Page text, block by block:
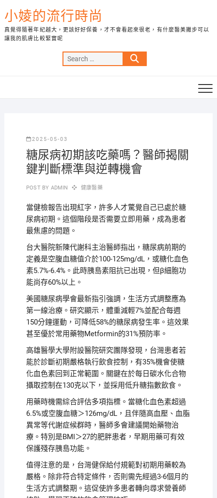
to
content
小婈的流行時尚
真覺得隨著年紀越大，更該好好保養，才不會看起來很老，有什麼醫美撇步可以
讓我的肌膚比較緊實呢
Search
…
2025-05-03
糖尿病初期該吃藥嗎？醫師揭關
鍵判斷標準與逆轉機會
POST BY ADMIN 健康醫藥
當健檢報告出現紅字，許多人才驚覺自己已處於糖
尿病初期。這個階段是否需要立即用藥，成為患者
最焦慮的問題。
台大醫院新陳代謝科主治醫師指出，糖尿病前期的
定義是空腹血糖值介於100-125mg/dL，或糖化血色
素5.7%-6.4%。此時胰島素阻抗已出現，但β細胞功
能尚存60%以上。
美國糖尿病學會最新指引強調，生活方式調整應為
第一線治療。研究顯示，體重減輕7%並配合每週
150分鐘運動，可降低58%的糖尿病發生率。這效果
甚至優於常用藥物Metformin的31%預防率。
高雄醫學大學附設醫院研究團隊發現，台灣患者若
能於診斷初期嚴格執行飲食控制，有35%機會使糖
化血色素回到正常範圍。關鍵在於每日碳水化合物
攝取控制在130克以下，並採用低升糖指數飲食。
用藥時機需綜合評估多項指標。當糖化血色素超過
6.5%或空腹血糖＞126mg/dL，且伴隨高血壓、血脂
異常等代謝症候群時，醫師多會建議開始藥物治
療。特別是BMI＞27的肥胖患者，早期用藥可有效
保護殘存胰島功能。
值得注意的是，台灣健保給付規範對初期用藥較為
嚴格。除非符合特定條件，否則需先經過3-6個月的
生活方式調整期。這促使許多患者轉向尋求營養師